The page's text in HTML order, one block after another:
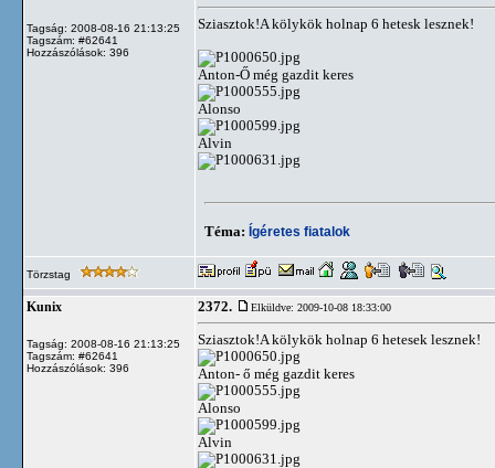
Tagság: 2008-08-16 21:13:25
Tagszám: #62641
Hozzászólások: 396
Sziasztok!A kölykök holnap 6 hetesk lesznek!
Anton-Ő még gazdit keres
Alonso
Alvin
Téma: Ígéretes fiatalok
Törzstag
Kunix
Tagság: 2008-08-16 21:13:25
Tagszám: #62641
Hozzászólások: 396
2372. Elküldve: 2009-10-08 18:33:00
Sziasztok!A kölykök holnap 6 hetesek lesznek!
Anton- ő még gazdit keres
Alonso
Alvin